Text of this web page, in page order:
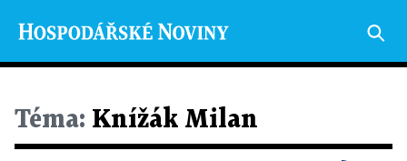
Téma: Knížák Milan